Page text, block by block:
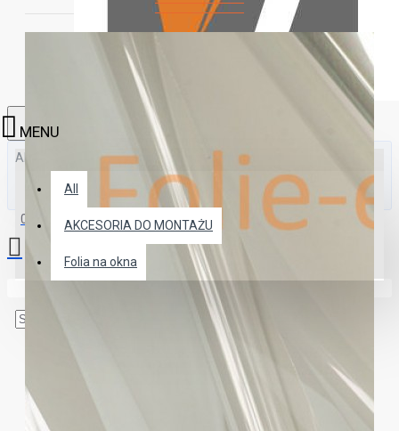
All
All
AKCESORIA DO MONTAŻU
Folia na okna
0 produkt(ów) - 0.00 zł
Twój koszyk zakupów jest pusty!